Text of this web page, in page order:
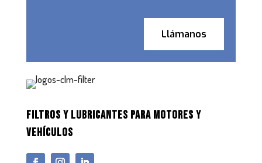
Llámanos
FILTROS Y LUBRICANTES PARA MOTORES Y
VEHÍCULOS